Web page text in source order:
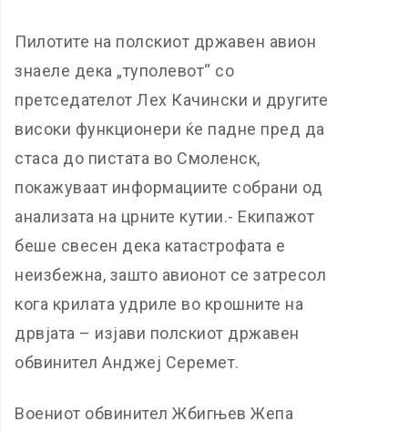
Пилотите на полскиот државен авион
знаеле дека „туполевот“ со
претседателот Лех Качински и другите
високи функционери ќе падне пред да
стаса до пистата во Смоленск,
покажуваат информациите собрани од
анализата на црните кутии.- Екипажот
беше свесен дека катастрофата е
неизбежна, зашто авионот се затресол
кога крилата удриле во крошните на
дрвјата – изјави полскиот државен
обвинител Анджеј Серемет.
Воениот обвинител Жбигњев Жепа